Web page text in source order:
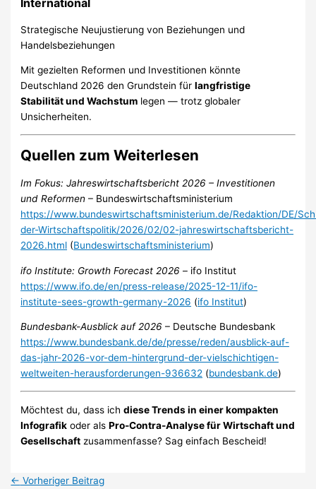
Strategische Neujustierung von Beziehungen und
Handelsbeziehungen
Mit gezielten Reformen und Investitionen könnte
Deutschland 2026 den Grundstein fürlangfristige
Stabilität und Wachstum legen — trotz globaler
Unsicherheiten.
Quellen zum Weiterlesen
Im Fokus: Jahreswirtschaftsbericht 2026 – Investitionen
und Reformen – Bundeswirtschaftsministerium
https://www.bundeswirtschaftsministerium.de/Redaktion/DE/
der-Wirtschaftspolitik/2026/02/02-jahreswirtschaftsbericht-
2026.html (Bundeswirtschaftsministerium)
ifo Institute: Growth Forecast 2026 – ifo Institut
https://www.ifo.de/en/press-release/2025-12-11/ifo-
institute-sees-growth-germany-2026 (ifo Institut)
Bundesbank-Ausblick auf 2026 – Deutsche Bundesbank
https://www.bundesbank.de/de/presse/reden/ausblick-auf-
das-jahr-2026-vor-dem-hintergrund-der-vielschichtigen-
weltweiten-herausforderungen-936632 (bundesbank.de)
Möchtest du, dass ichdiese Trends in einer kompakten
Infografik oder alsPro-Contra-Analyse für Wirtschaft und
Gesellschaft zusammenfasse? Sag einfach Bescheid!
← Vorheriger Beitrag